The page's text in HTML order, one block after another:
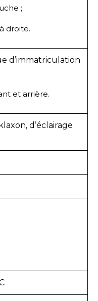
;
droite.
d’immatriculation
et arrière.
d’éclairage